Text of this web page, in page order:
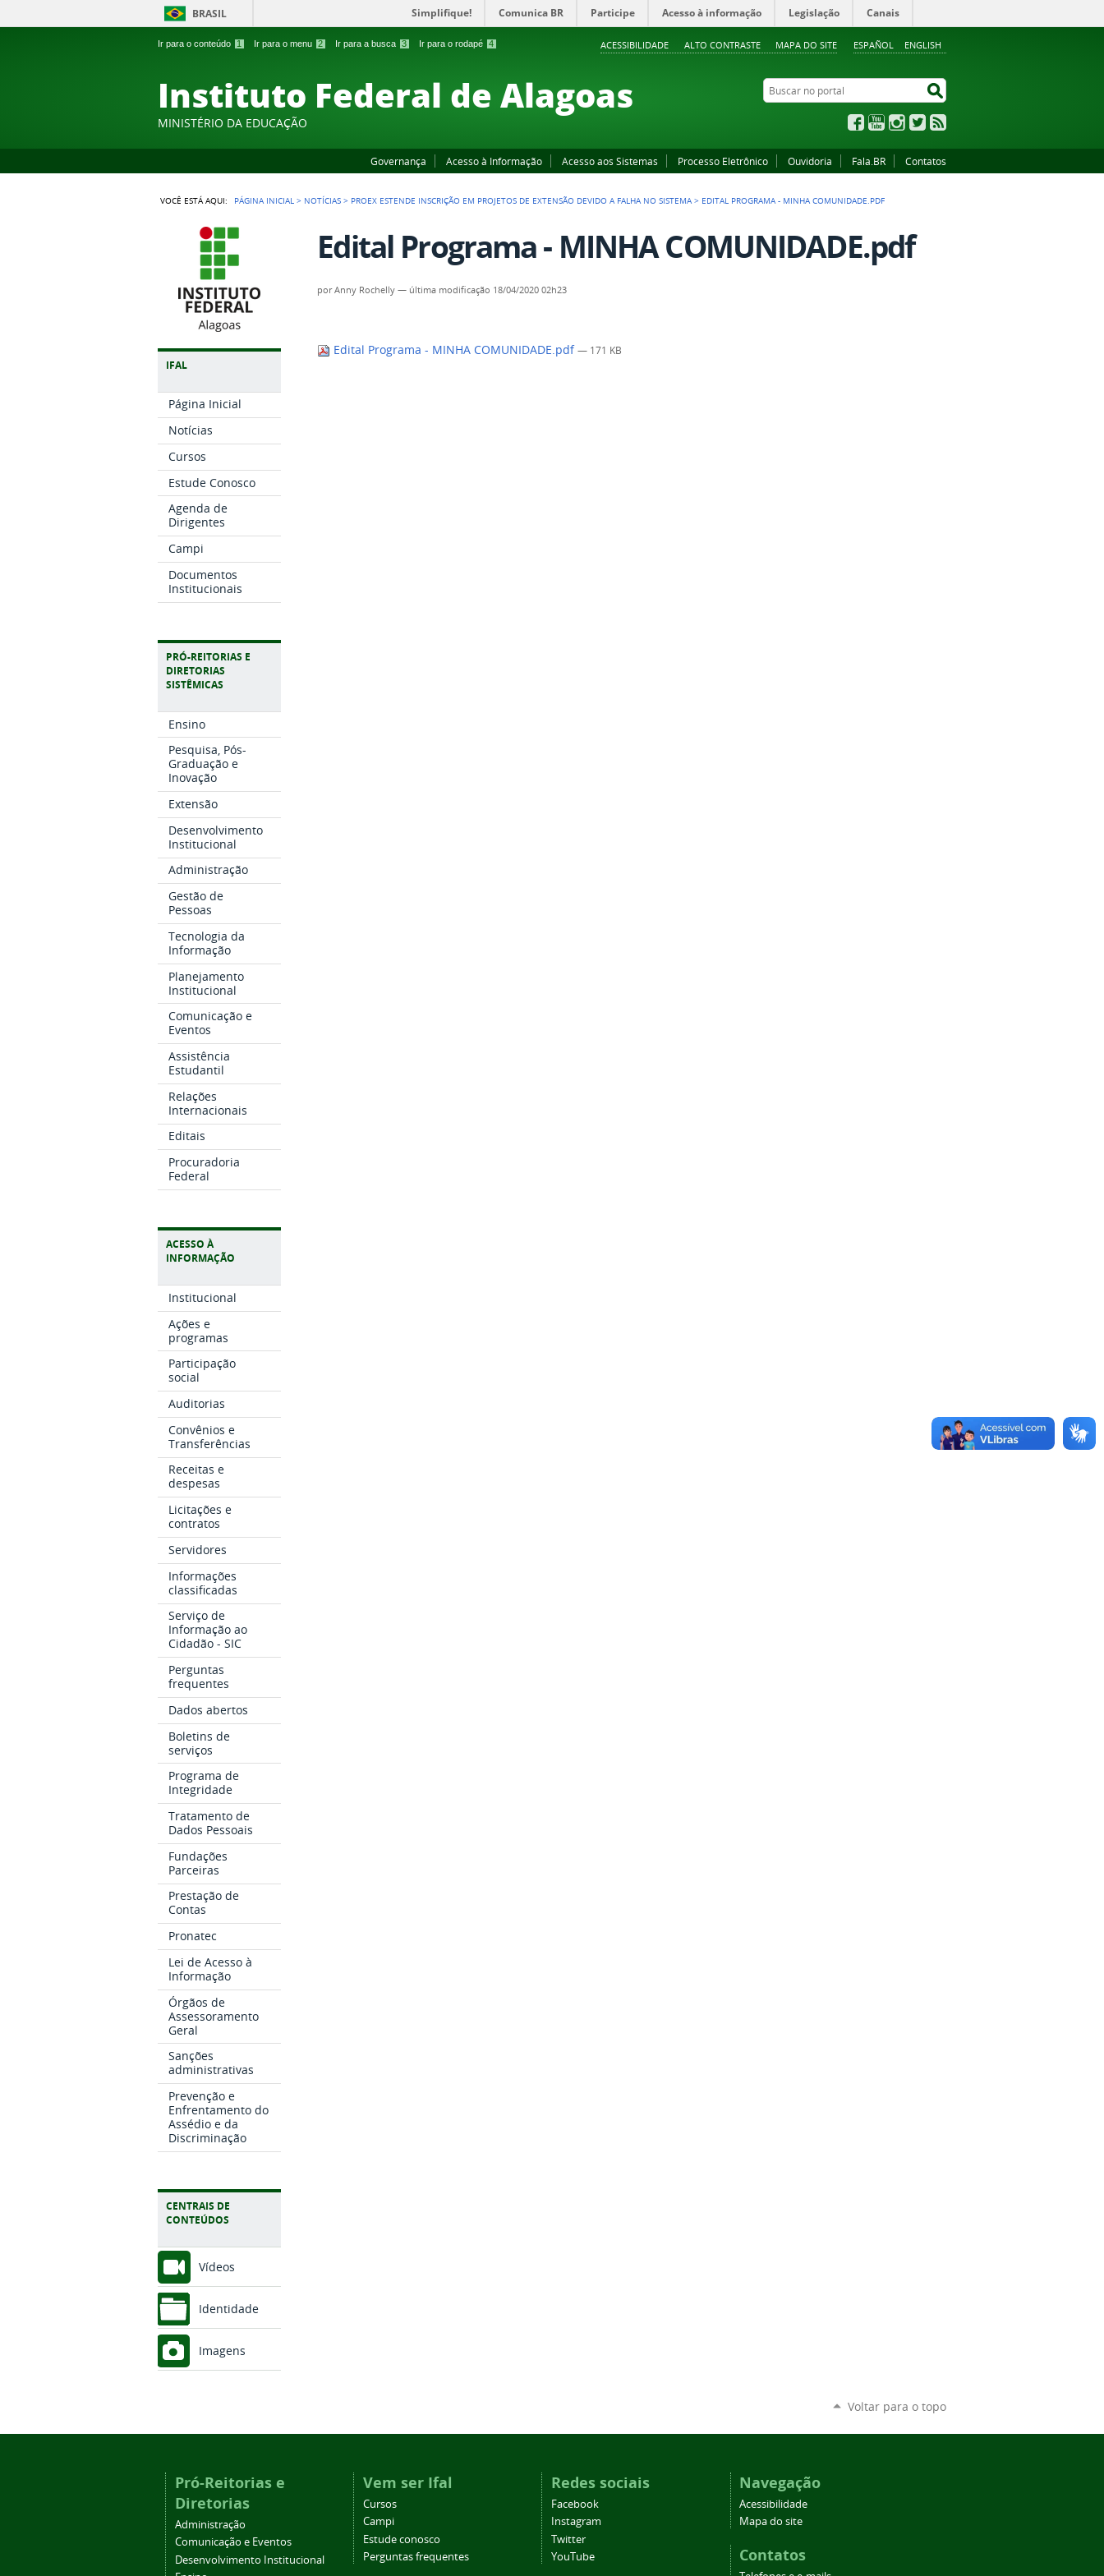
Ir para o conteúdo 1 Ir para o menu 2 Ir para a busca 3 Ir para o rodapé 4 ESPAÑOL ENGLISH
ACESSIBILIDADE ALTO CONTRASTE MAPA DO SITE
BRASIL Simplifique! Comunica BR Participe Acesso à informação Legislação Canais
Instituto Federal de Alagoas
MINISTÉRIO DA EDUCAÇÃO
Buscar no portal
FacebookYouTubeInstagram
Twitter
Governança Acesso à Informação Acesso aos Sistemas Processo Eletrônico Ouvidoria Fala.BR Contatos
VOCÊ ESTÁ AQUI: PÁGINA INICIAL > NOTÍCIAS > PROEX ESTENDE INSCRIÇÃO EM PROJETOS DE EXTENSÃO DEVIDO A FALHA NO SISTEMA > EDITAL PROGRAMA - MINHA COMUNIDADE.PDF
IFAL
Página Inicial
Notícias
Cursos
Estude Conosco
Agenda de
Dirigentes
Campi
Documentos
Institucionais
PRÓ-REITORIAS E
DIRETORIAS
SISTÊMICAS
Ensino
Pesquisa, Pós-
Graduação e
Inovação
Extensão
Desenvolvimento
Institucional
Administração
Gestão de
Pessoas
Tecnologia da
Informação
Planejamento
Institucional
Comunicação e
Eventos
Assistência
Estudantil
Relações
Internacionais
Editais
Procuradoria
Federal
ACESSO À
INFORMAÇÃO
Institucional
Ações e
programas
Participação
social
Auditorias
Convênios e
Transferências
Receitas e
despesas
Licitações e
contratos
Servidores
Informações
classificadas
Serviço de
Informação ao
Cidadão - SIC
Perguntas
frequentes
Dados abertos
Boletins de
serviços
Programa de
Integridade
Tratamento de
Dados Pessoais
Fundações
Parceiras
Prestação de
Contas
Pronatec
Lei de Acesso à
Informação
Órgãos de
Assessoramento
Geral
Sanções
administrativas
Prevenção e
Enfrentamento do
Assédio e da
Discriminação
CENTRAIS DE
CONTEÚDOS
Vídeos
Identidade
Imagens
Edital Programa - MINHA COMUNIDADE.pdf
porAnny Rochelly — última modificação 18/04/2020 02h23
Edital Programa - MINHA COMUNIDADE.pdf— 171 KB
Voltar para o topo
Pró-Reitorias e
Diretorias
Administração
Comunicação e Eventos
Desenvolvimento Institucional
Vem ser Ifal
Cursos
Campi
Estude conosco
Perguntas frequentes
Redes sociais
Facebook
Instagram
Twitter
YouTube
Navegação
Acessibilidade
Mapa do site
Contatos